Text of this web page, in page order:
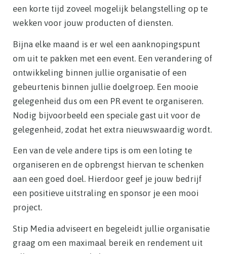
een korte tijd zoveel mogelijk belangstelling op te
wekken voor jouw producten of diensten.
Bijna elke maand is er wel een aanknopingspunt
om uit te pakken met een event. Een verandering of
ontwikkeling binnen jullie organisatie of een
gebeurtenis binnen jullie doelgroep. Een mooie
gelegenheid dus om een PR event te organiseren.
Nodig bijvoorbeeld een speciale gast uit voor de
gelegenheid, zodat het extra nieuwswaardig wordt.
Een van de vele andere tips is om een loting te
organiseren en de opbrengst hiervan te schenken
aan een goed doel. Hierdoor geef je jouw bedrijf
een positieve uitstraling en sponsor je een mooi
project.
Stip Media adviseert en begeleidt jullie organisatie
graag om een maximaal bereik en rendement uit